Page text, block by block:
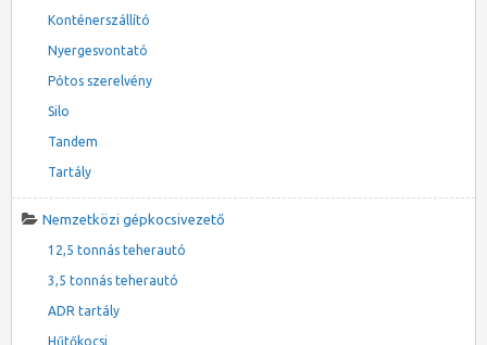
Konténerszállító
Nyergesvontató
Pótos szerelvény
Silo
Tandem
Tartály
Nemzetközi gépkocsivezető
12,5 tonnás teherautó
3,5 tonnás teherautó
ADR tartály
Hűtőkocsi